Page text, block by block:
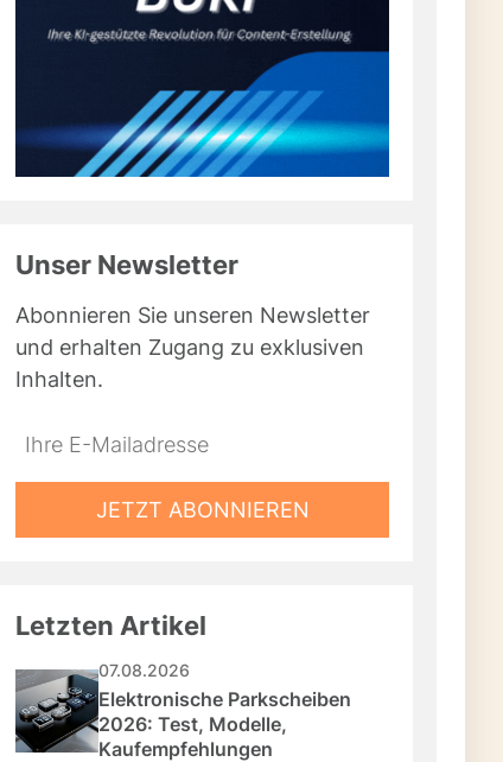
Unser Newsletter
Abonnieren Sie unseren Newsletter
und erhalten Zugang zu exklusiven
Inhalten.
Do
*Ihre
Mailadresse:JETZT ABONNIEREN
Letzten Artikel
07.08.2026
Elektronische Parkscheiben
2026: Test, Modelle,
Kaufempfehlungen